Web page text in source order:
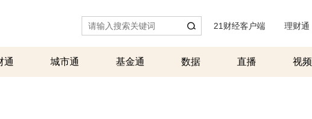
21财经客户端 理财通
通 城市通 基金通 数据 直播 视频